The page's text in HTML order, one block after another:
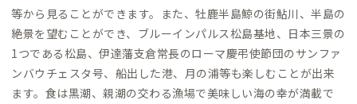
等から見ることができます。また、牡鹿半島鯨の街鮎川、半島の
絶景を望むことができ、ブルーインパルス松島基地、日本三景の
1つである松島、伊達藩支倉常長のローマ慶弔使節団のサンファ
ンバウチェスタ号、船出した港、月の浦等も楽しむことが出来
ます。食は黒潮、親潮の交わる漁場で美味しい海の幸が満載で